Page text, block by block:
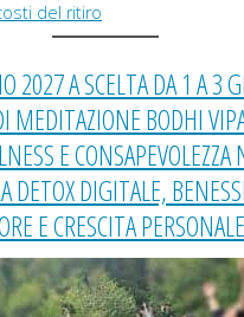
del ritiro
2027 A SCELTA DA 1 A 3
MEDITAZIONE BODHI
E CONSAPEVOLEZZA
DETOX DIGITALE,
E CRESCITA PERSONALE